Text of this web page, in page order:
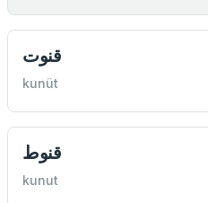
قنوت
kunüt
قنوط
kunut